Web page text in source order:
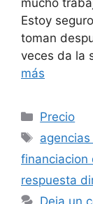
Estoy
toman
veces da la
más
Categorías
Precio
Etiquetas
financiacion
respuesta
Deja un